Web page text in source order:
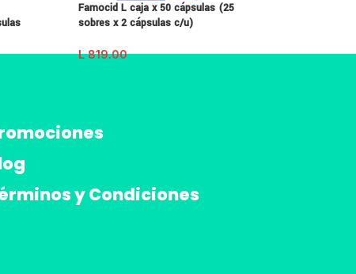
Famocid L caja x 50 cápsulas (25
sobres x 2 cápsulas c/u)
L819.00 L105.00
y Condiciones